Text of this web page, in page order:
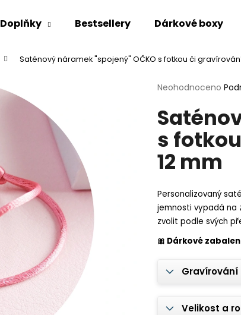
Doplňky Bestsellery Dárkové boxy
Saténový náramek "spojený" OČKO s fotkou či
Průměrné
produktu
je
z
5
hvězdiček.
Neohodnoceno
s
12 mm
Personalizovaný
jemnosti vypadá na
zvolit podle svých
🎀 Dárkové
Gravírování
Velikost a
Co potřebujete najít?
HLEDAT
Doporučujeme
ŘETÍZEK TLAPKA S FOTKOU ČI
GRAVÍROVÁNÍM - PŘÍVĚSEK 16 MM
890 Kč
-